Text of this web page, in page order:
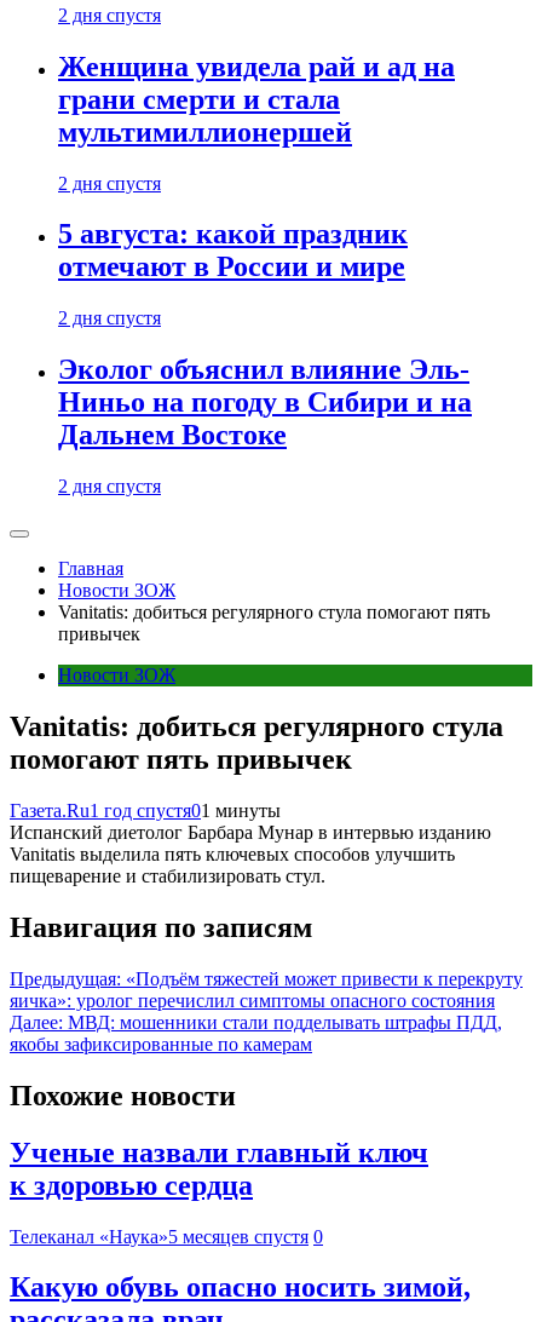
2 дня спустя
Женщина увидела рай и ад на
грани смерти и стала
мультимиллионершей
2 дня спустя
5 августа: какой праздник
отмечают в России и мире
2 дня спустя
Эколог объяснил влияние Эль-
Ниньо на погоду в Сибири и на
Дальнем Востоке
2 дня спустя
Главная
Новости ЗОЖ
Vanitatis: добиться регулярного стула помогают пять
привычек
Новости ЗОЖ
Vanitatis: добиться регулярного стула
помогают пять привычек
Газета.Ru1 год спустя01 минуты
Испанский диетолог Барбара Мунар в интервью изданию
Vanitatis выделила пять ключевых способов улучшить
пищеварение и стабилизировать стул.
Навигация по записям
Предыдущая: «Подъём тяжестей может привести к перекруту
яичка»: уролог перечислил симптомы опасного состояния
Далее: МВД: мошенники стали подделывать штрафы ПДД,
якобы зафиксированные по камерам
Похожие новости
Ученые назвали главный ключ
к здоровью сердца
Телеканал «Наука»5 месяцев спустя 0
Какую обувь опасно носить зимой,